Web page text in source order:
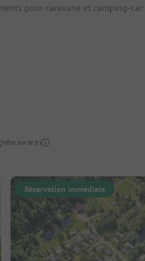
pour caravane et camping-car
Infos sur le tri
Réservation immédiate